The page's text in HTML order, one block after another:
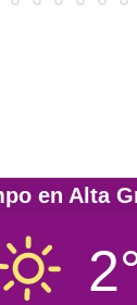
en Alta